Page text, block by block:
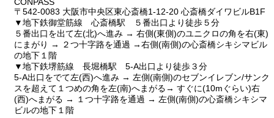
CONPASS
〒542-0083 大阪市中央区東心斎橋1-12-20 心斎橋ダイワビルB1F
▼地下鉄御堂筋線 心斎橋駅 ５番出口より徒歩５分
５番出口を出て左(北)へ進み → 右側(東側)のユニクロの角を右(東)
にまがり → ２つ十字路を通過 →右側(南側)の心斎橋シキシマビル
の地下１階
▼地下鉄堺筋線 長堀橋駅 5-A出口より徒歩３分
5-A出口をでて左(西)へ進み → 左側(南側)のセブンイレブン/サンク
スを超えて１つめの角を左(南)へまがる→ すぐに(10mぐらい)右
(西)へまがる → １つ十字路を通過 → 左側(南側)の心斎橋シキシマ
ビルの地下１階